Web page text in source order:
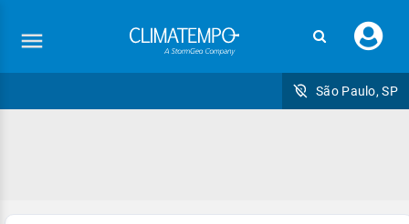
seu
São Paulo, SP